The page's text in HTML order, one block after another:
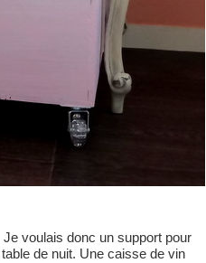
Je voulais donc un support pour
de nuit. Une caisse de vin